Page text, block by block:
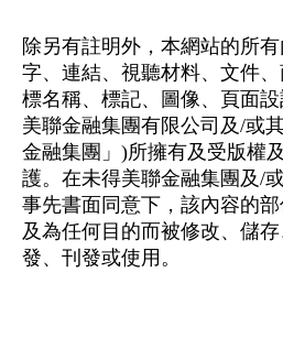
除另有註明外，本網站的所
字、連結、視聽材料、文件
標名稱、標記、圖像、頁面
美聯金融集團有限公司及/或
金融集團」)所擁有及受版權
護。在未得美聯金融集團及/
事先書面同意下，該內容的
及為任何目的而被修改、儲
發、刊發或使用。